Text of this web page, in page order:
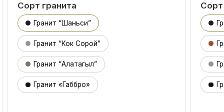
Сорт гранита
Гранит “Шаньси”
Гранит “Кок Сорой”
Гранит “Алатагыл”
Гранит «Габбро»
Сорт